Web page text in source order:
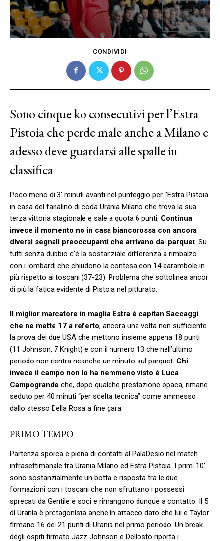
CONDIVIDI
Sono cinque ko consecutivi per l’Estra
Pistoia che perde male anche a Milano e
adesso deve guardarsi alle spalle in
classifica
Poco meno di 3′ minuti avanti nel punteggio per l’Estra Pistoia
in casa del fanalino di coda Urania Milano che trova la sua
terza vittoria stagionale e sale a quota 6 punti. Continua
invece il momento no in casa biancorossa con ancora
diversi segnali preoccupanti che arrivano dal parquet. Su
tutti senza dubbio c’è la sostanziale differenza a rimbalzo
con i lombardi che chiudono la contesa con 14 carambole in
più rispetto ai toscani (37-23). Problema che sottolinea ancor
di più la fatica evidente di Pistoia nel pitturato.
Il miglior marcatore in maglia Estra è capitan Saccaggi
che ne mette 17 a referto, ancora una volta non sufficiente
la prova dei due USA che mettono insieme appena 18 punti
(11 Johnson, 7 Knight) e con il numero 13 che nell’ultimo
periodo non rientra neanche un minuto sul parquet. Chi
invece il campo non lo ha nemmeno visto è Luca
Campogrande che, dopo qualche prestazione opaca, rimane
seduto per 40 minuti “per scelta tecnica” come ammesso
dallo stesso Della Rosa a fine gara.
PRIMO TEMPO
Partenza sporca e piena di contatti al PalaDesio nel match
infrasettimanale tra Urania Milano ed Estra Pistoia. I primi 10′
sono sostanzialmente un botta e risposta tra le due
formazioni con i toscani che non sfruttano i possessi
sprecati da Gentile e soci e rimangono dunque a contatto. Il 5
di Urania è protagonista anche in attacco dato che lui e Taylor
firmano 16 dei 21 punti di Urania nel primo periodo. Un break
degli ospiti firmato Jazz Johnson e Dellosto riporta i